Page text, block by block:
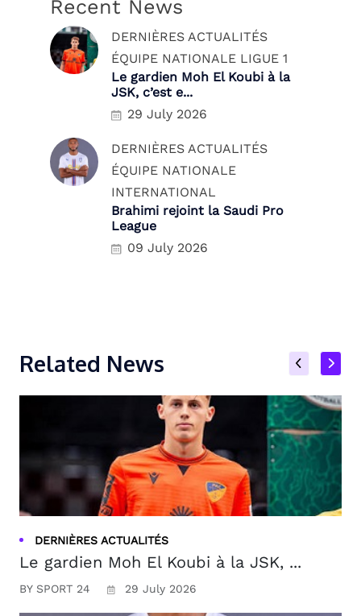
Recent News
DERNIÈRES ACTUALITÉS
ÉQUIPE NATIONALE LIGUE 1
Le gardien Moh El Koubi à la
JSK, c’est e...
29 July 2026
DERNIÈRES ACTUALITÉS
ÉQUIPE NATIONALE
INTERNATIONAL
Brahimi rejoint la Saudi Pro
League
09 July 2026
Related News
DERNIÈRES ACTUALITÉS
Le gardien Moh El Koubi à la JSK, ...
BY SPORT 24 29 July 2026